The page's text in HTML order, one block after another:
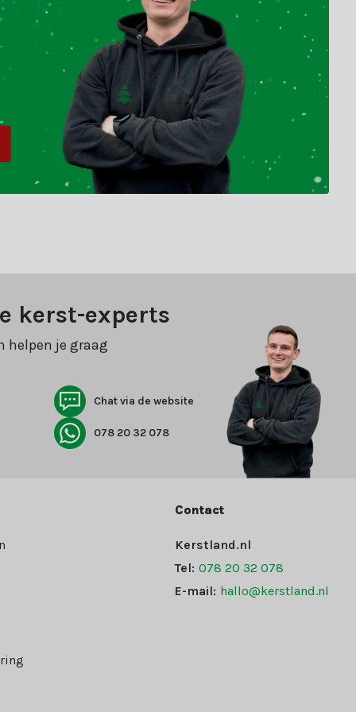
kerst-experts
helpen je graag
Chat via de website
078 20 32 078
Contact
Kerstland.nl
Tel: 078 20 32 078
E-mail: hallo@kerstland.nl